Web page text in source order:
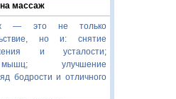
массаж
— это не только
но и: снятие
и усталости;
улучшение
бодрости и отличного